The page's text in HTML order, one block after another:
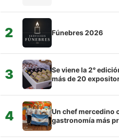
2 Fúnebres 2026
3
Se viene la 2°
más de 20
4
Un chef mercedino
gastronomía más